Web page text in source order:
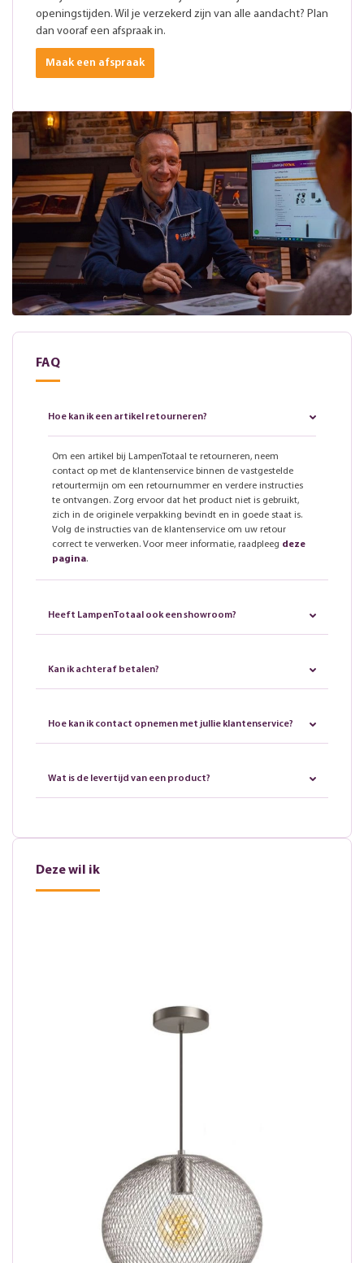
openingstijden. Wil je verzekerd zijn van alle aandacht? Plan
dan vooraf een afspraak in.
Maak een afspraak
FAQ
Hoe kan ik een artikel retourneren?
Om een artikel bij LampenTotaal te retourneren, neem
contact op met de klantenservice binnen de vastgestelde
retourtermijn om een retournummer en verdere instructies
te ontvangen. Zorg ervoor dat het product niet is gebruikt,
zich in de originele verpakking bevindt en in goede staat is.
Volg de instructies van de klantenservice om uw retour
correct te verwerken. Voor meer informatie, raadpleeg deze
pagina.
Heeft LampenTotaal ook een showroom?
Kan ik achteraf betalen?
Hoe kan ik contact opnemen met jullie klantenservice?
Wat is de levertijd van een product?
Deze wil ik